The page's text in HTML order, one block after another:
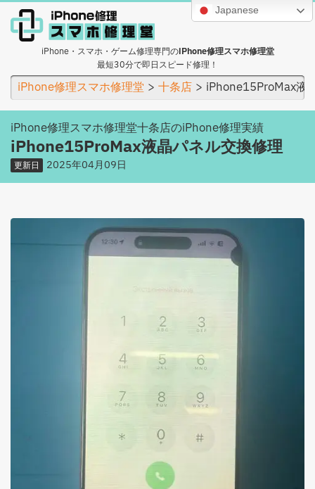
Japanese
iPhone・スマホ・ゲーム修理専門のiPhone修理スマホ修理堂
最短30分で即日スピード修理！
iPhone修理スマホ修理堂 十条店 iPhone15ProMax液
iPhone修理スマホ修理堂十条店のiPhone修理実績
iPhone15ProMax液晶パネル交換修理
更新日 2025年04月09日